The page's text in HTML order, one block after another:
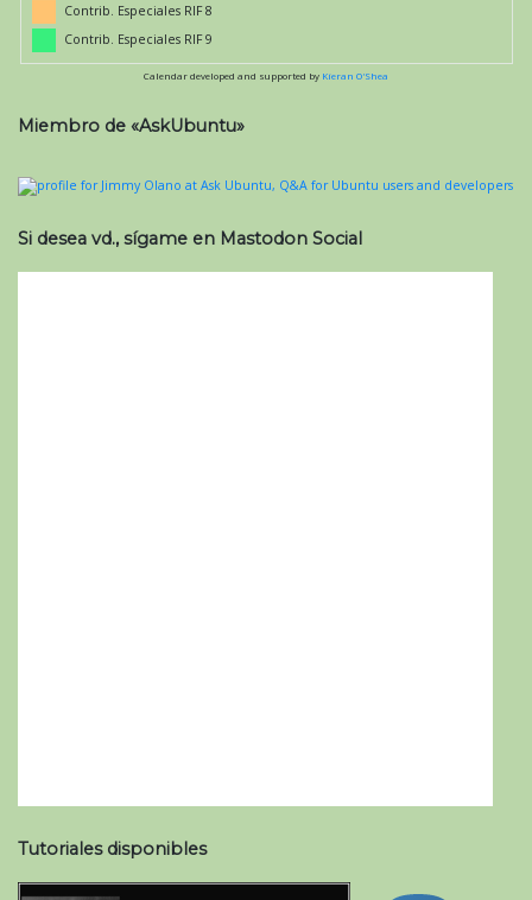
Contrib. Especiales RIF 8
Contrib. Especiales RIF 9
Calendar developed and supported by Kieran O'Shea
Miembro de «AskUbuntu»
Si desea vd., sígame en Mastodon Social
Tutoriales disponibles